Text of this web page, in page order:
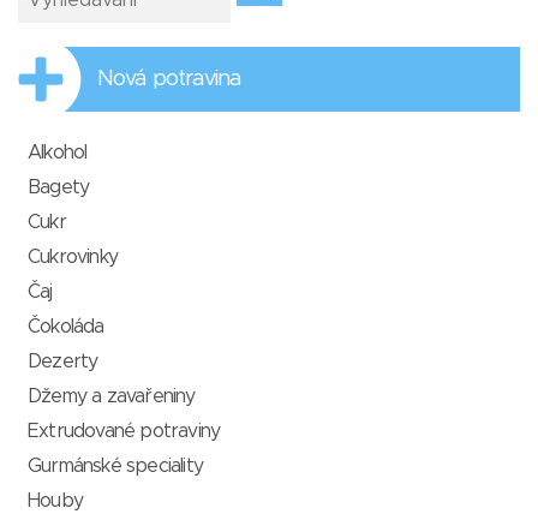
Nová potravina
Alkohol
Bagety
Cukr
Cukrovinky
Čaj
Čokoláda
Dezerty
Džemy a zavařeniny
Extrudované potraviny
Gurmánské speciality
Houby